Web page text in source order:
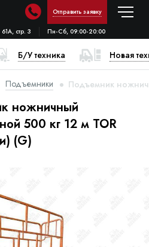
Отправить заявку
стр. 3 Пн-Сб, 09:00-20:00
Б/У техника Новая
Подъемники Подъемник
ножничный
500 кг 12 м TOR
(G)